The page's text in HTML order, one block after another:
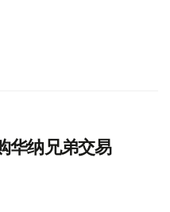
华纳兄弟交易